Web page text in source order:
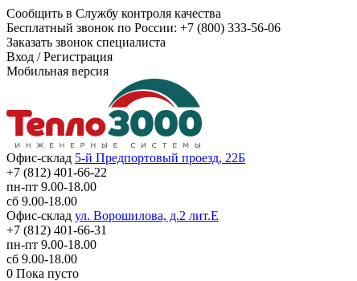
Сообщить в Службу контроля качества
Бесплатный звонок по России: +7 (800) 333-56-06
Заказать звонок специалиста
Вход /Регистрация
Мобильная версия
Офис-склад 5-й Предпортовый проезд, 22Б
+7 (812) 401-66-22
пн-пт 9.00-18.00
сб 9.00-18.00
Офис-склад ул. Ворошилова, д.2 лит.Е
+7 (812) 401-66-31
пн-пт 9.00-18.00
сб 9.00-18.00
0 Пока пусто